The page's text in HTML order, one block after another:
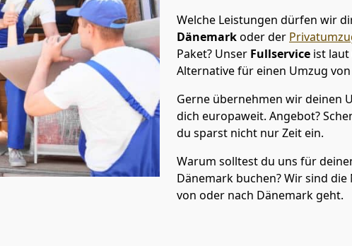
Welche Leistungen dürfen wir
Dänemarkoder der
Paket? Unser Fullservice ist
Alternative für einen Umzug von
Gerne übernehmen wir deinen
dich europaweit. Angebot?
du sparst nicht nur Zeit ein.
Warum solltest du uns für
Dänemark buchen? Wir sind
von oder nach Dänemark geht.